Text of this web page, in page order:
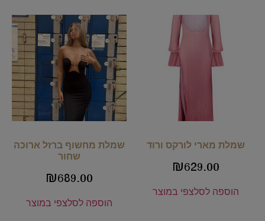
שמלת מארי לורקס ורוד
₪629.00
הוספה לסלצפי במוצר
שמלת מחשוף ברזל ארוכה
שחור
₪689.00
הוספה לסלצפי במוצר